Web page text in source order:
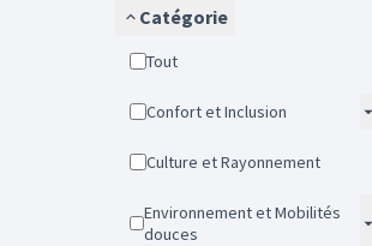
Catégorie
Tout
Confort et Inclusion
Culture et Rayonnement
Environnement et Mobilités
douces